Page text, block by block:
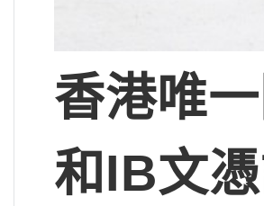
香港唯
和IB文